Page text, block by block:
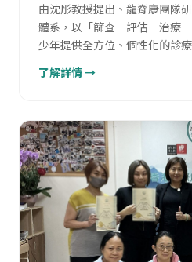
由沈彤教授提出、龍脊康團隊
體系，以「篩查—評估—治療—
少年提供全方位、個性化的診療
了解詳情 →